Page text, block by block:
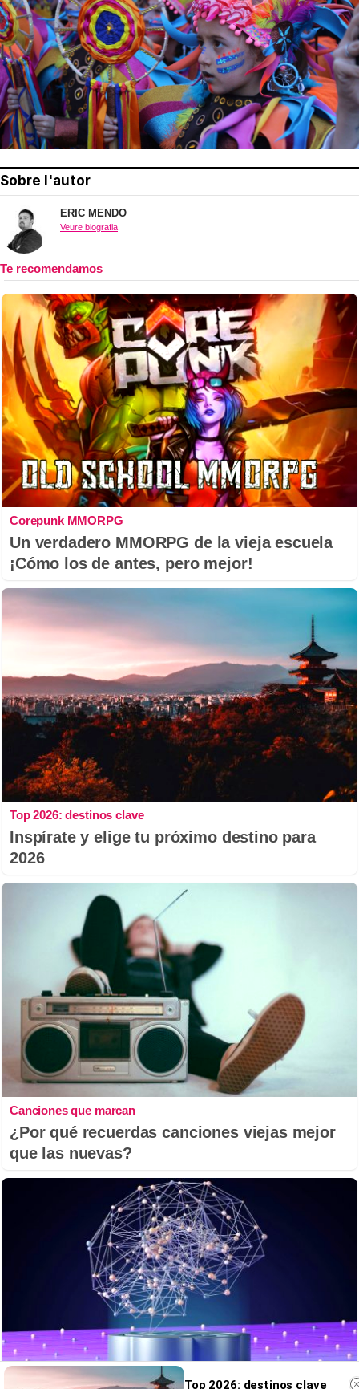
Sobre l'autor
ERIC MENDO
Veure biografia
Corepunk MMORPG
Un verdadero MMORPG de la vieja escuela
¡Cómo los de antes, pero mejor!
Top 2026: destinos clave
Inspírate y elige tu próximo destino para
2026
Canciones que marcan
¿Por qué recuerdas canciones viejas mejor
que las nuevas?
Top 2026: destinos clave